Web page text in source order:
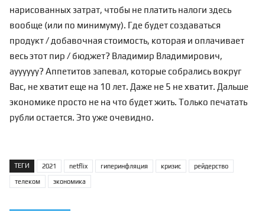
нарисованных затрат, чтобы не платить налоги здесь
вообще (или по минимуму). Где будет создаваться
продукт / добавочная стоимость, которая и оплачивает
весь этот пир / бюджет? Владимир Владимирович,
ауууууу? Аппетитов запевал, которые собрались вокруг
Вас, не хватит еще на 10 лет. Даже не 5 не хватит. Дальше
экономике просто не на что будет жить. Только печатать
рубли остается. Это уже очевидно.
ТЕГИ 2021 netflix гиперинфляция кризис рейдерство
телеком экономика